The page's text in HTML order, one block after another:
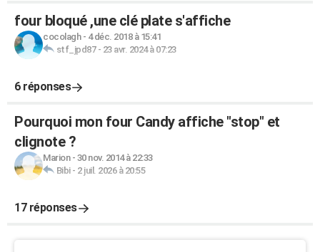
four bloqué ,une clé plate s'affiche
cocolagh- 4 déc. 2018 à 15:41
stf_jpd87- 23 avr. 2024 à 07:23
6 réponses
Pourquoi mon four Candy affiche "stop" et
clignote ?
Marion- 30 nov. 2014 à 22:33
Bibi- 2 juil. 2026 à 20:55
17 réponses